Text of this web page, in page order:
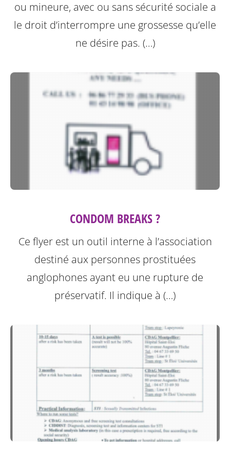
ou mineure, avec ou sans sécurité sociale a
le droit d’interrompre une grossesse qu’elle
ne désire pas. (…)
CONDOM BREAKS ?
Ce flyer est un outil interne à l’association
destiné aux personnes prostituées
anglophones ayant eu une rupture de
préservatif. Il indique à (…)